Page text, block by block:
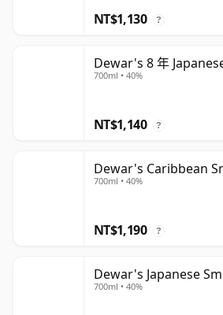
NT$1,130 ?
Dewar's 8 年
700ml • 40%
NT$1,140 ?
Dewar's Caribbean
700ml • 40%
NT$1,190 ?
Dewar's Japanese
700ml • 40%